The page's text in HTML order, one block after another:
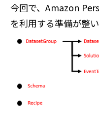
今回で、Amazon
を利用する準備が整い